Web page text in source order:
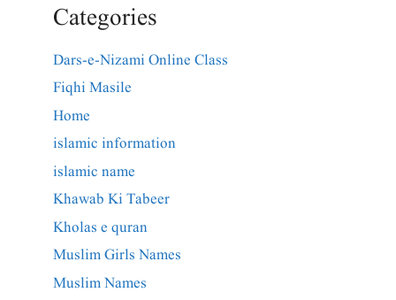
Categories
Dars-e-Nizami Online Class
Fiqhi Masile
Home
islamic information
islamic name
Khawab Ki Tabeer
Kholas e quran
Muslim Girls Names
Muslim Names